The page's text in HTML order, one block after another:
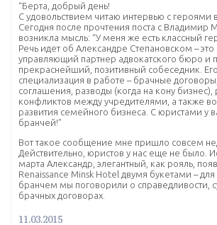
“Берта, добрый день!
С удовольствием читаю интервью с героями
Сегодня после прочтения поста с Владимир
возникла мысль: “У меня же есть классный
Речь идет об Александре Степановском – это
управляющий партнер адвокатского бюро и
прекраснейший, позитивный собеседник.
специализация в работе – брачные
соглашения, разводы (когда на кону
конфликтов между учредителями, а также
развития семейного бизнеса. С юристами у
бранчей!”
Вот такое сообщение мне пришло совсем
Действительно, юристов у нас еще не было.
марта Александр, элегантный, как рояль,
Renaissance Minsk Hotel двумя букетами –
бранчем мы поговорили о справедливости,
брачных договорах.
11.03.2015